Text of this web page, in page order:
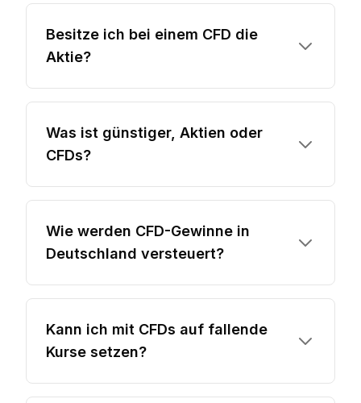
Besitze ich bei einem CFD die
Aktie?
Was ist günstiger, Aktien oder
CFDs?
Wie werden CFD-Gewinne in
Deutschland versteuert?
Kann ich mit CFDs auf fallende
Kurse setzen?